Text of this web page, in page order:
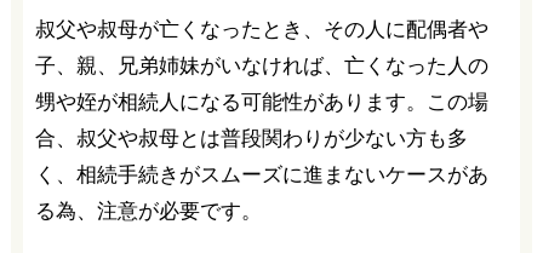
叔父や叔母が亡くなったとき、その人に配偶者や
子、親、兄弟姉妹がいなければ、亡くなった人の
甥や姪が相続人になる可能性があります。この場
合、叔父や叔母とは普段関わりが少ない方も多
く、相続手続きがスムーズに進まないケースがあ
る為、注意が必要です。